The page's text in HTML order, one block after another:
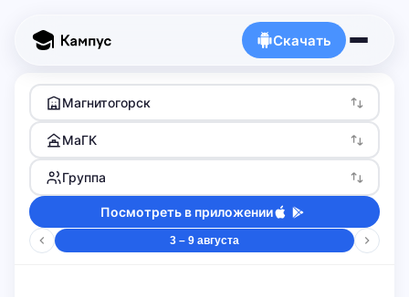
Скачать
Магнитогорск
МаГК
Группа
Посмотреть в приложении
3 – 9 августа